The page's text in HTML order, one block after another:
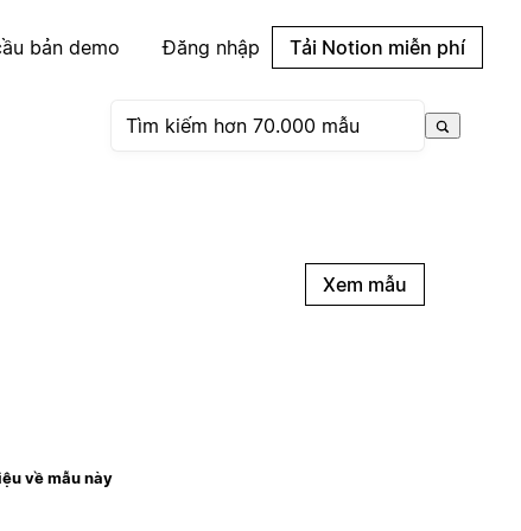
bản demo Đăng nhập Tải Notion miễn phí
Xem mẫu
về mẫu này